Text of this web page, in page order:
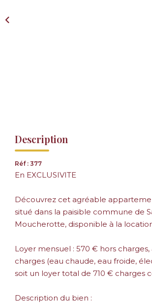
Description
Réf : 377
En EXCLUSIVITE
Découvrez cet agréable
situé dans la paisible commune de
Moucherotte, disponible à la
Loyer mensuel : 570 € hors charges,
charges (eau chaude, eau froide,
soit un loyer total de 710 € charges
Description du bien :